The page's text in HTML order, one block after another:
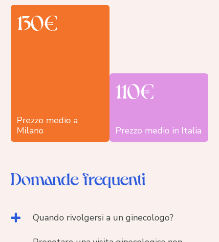
130€
Prezzo medio a
Milano
110€
Prezzo medio in Italia
Domande frequenti
Quando rivolgersi a un ginecologo?